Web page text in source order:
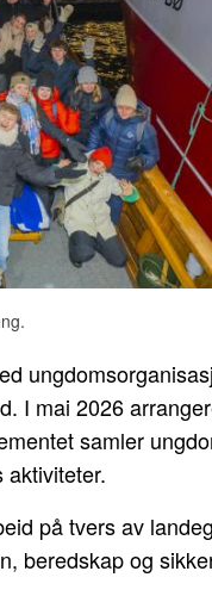
I mai 2026
samler
aktiviteter.
på tvers av
beredskap og